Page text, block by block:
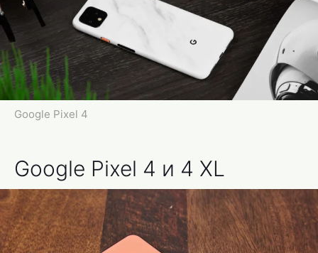
Google Pixel 4
Google Pixel 4 и 4 XL